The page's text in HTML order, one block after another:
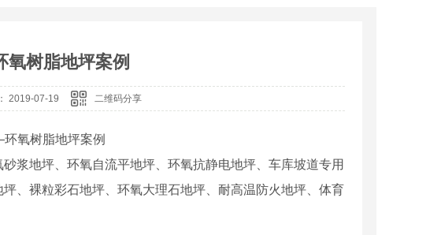
树脂地坪案例
2019-07-19 二维码分享
浆地坪、环氧自流平地坪、环氧抗静电地坪、车库坡道专用
、裸粒彩石地坪、环氧大理石地坪、耐高温防火地坪、体育